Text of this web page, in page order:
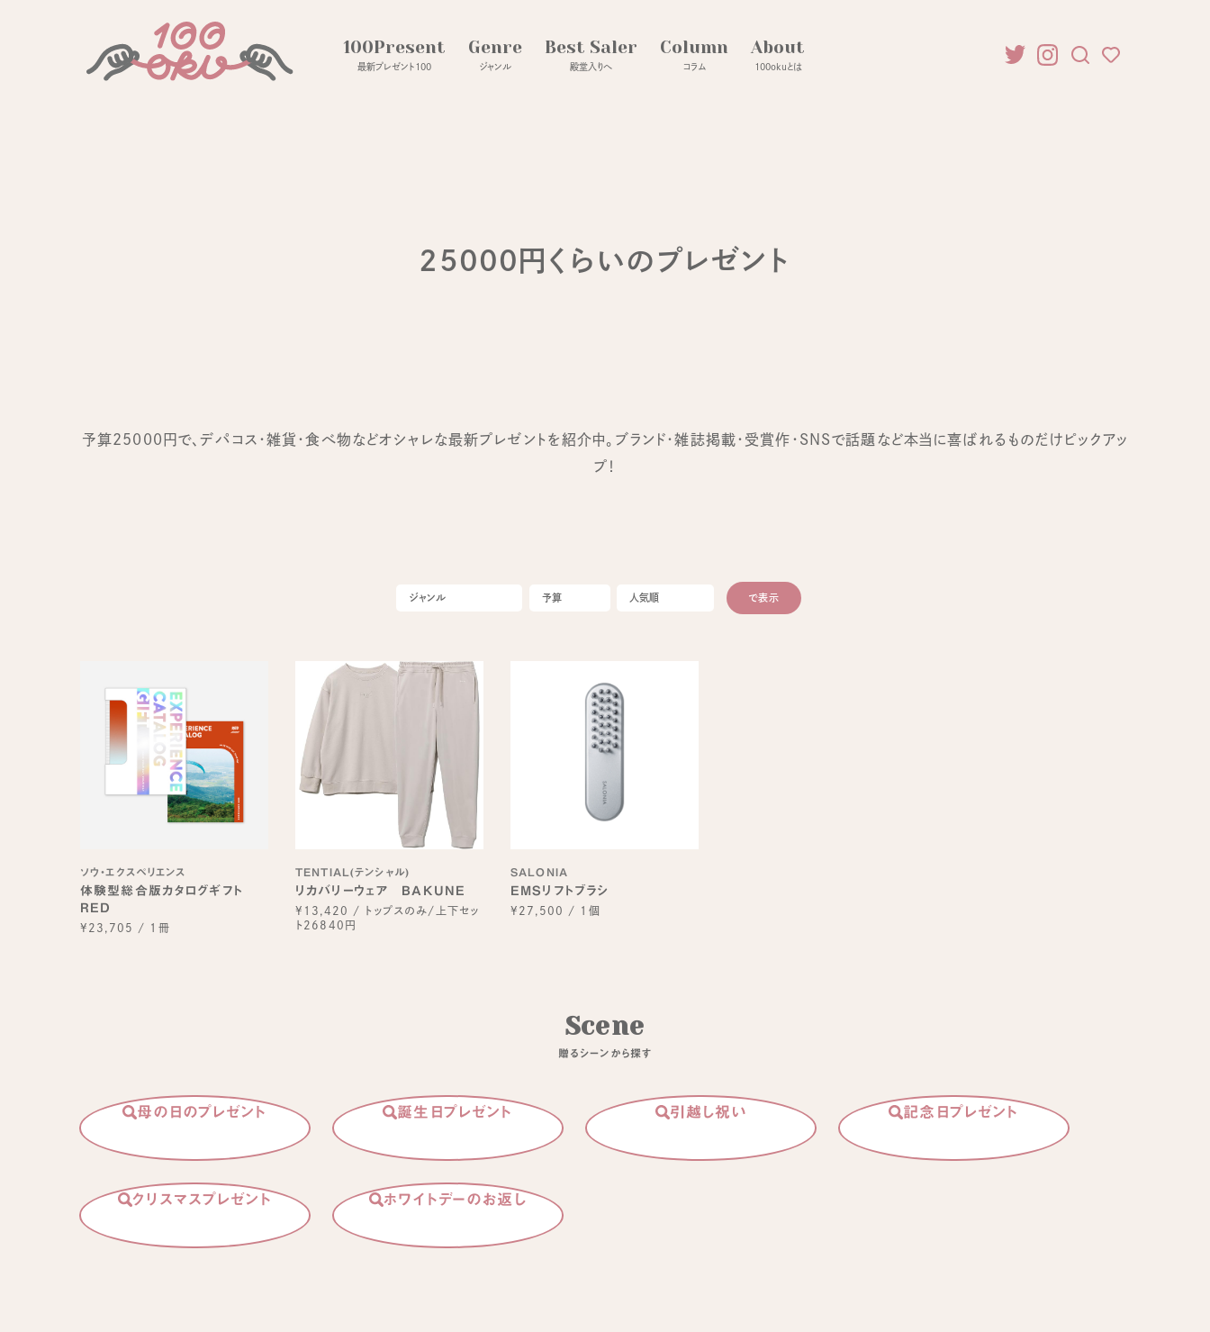
100Present
最新プレゼント100
Genre
ジャンル
Best Saler
殿堂入りへ
Column
コラム
About
100okuとは
25000円くらいのプレゼント
予算25000円で、デパコス・雑貨・食べ物などオシャレな最新プレゼントを紹介中。ブランド・雑誌掲載・受賞作・SNSで話題など本当に喜ばれるものだけピックアッ
プ！
ソウ・エクスペリエンス
体験型総合版カタログギフト
RED
¥23,705 / 1冊
TENTIAL(テンシャル)
リカバリーウェア BAKUNE
¥13,420 /
トップスのみ/上下セッ
ト26840円
SALONIA
EMSリフトブラシ
¥27,500 / 1個
Scene
贈 る シーン から探す
母の日のプレゼント 誕生日プレゼント 引越し祝い 記念日プレゼント
クリスマスプレゼント ホワイトデーのお返し